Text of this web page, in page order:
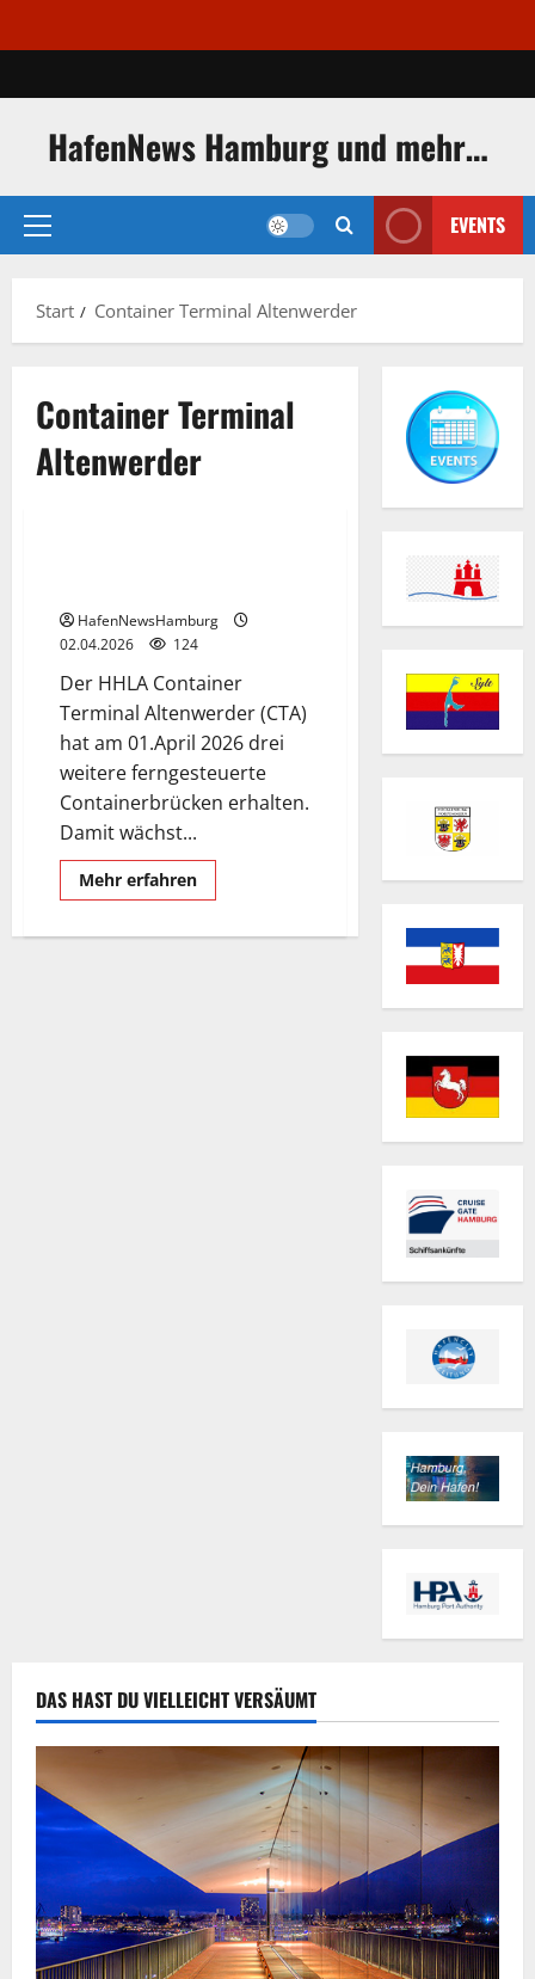
Inhalt
HafenNews Hamburg und mehr…
Primäres
EVENTS
Start Container Terminal Altenwerder
Container Terminal
Altenwerder
HafenNewsHamburg
02.04.2026
124
Der HHLA Container
Terminal Altenwerder (CTA)
hat am 01.April 2026 drei
weitere ferngesteuerte
Containerbrücken erhalten.
Damit wächst...
Mehr erfahrenMehr
Informationen
weitere
DAS HAST DU VIELLEICHT VERSÄUMT